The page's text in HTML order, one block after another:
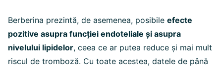
Berberina prezintă, de asemenea, posibile efecte
pozitive asupra funcției endoteliale și asupra
nivelului lipidelor, ceea ce ar putea reduce și mai mult
riscul de tromboză. Cu toate acestea, datele de până